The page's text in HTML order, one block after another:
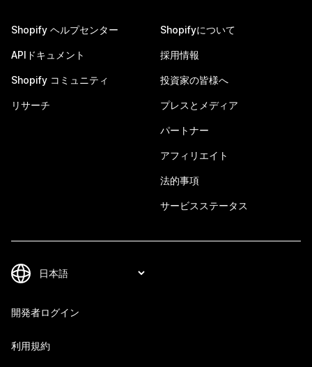
Shopify ヘルプセンター
APIドキュメント
Shopify コミュニティ
リサーチ
Shopifyについて
採用情報
投資家の皆様へ
プレスとメディア
パートナー
アフィリエイト
法的事項
サービスステータス
開発者ログイン
利用規約